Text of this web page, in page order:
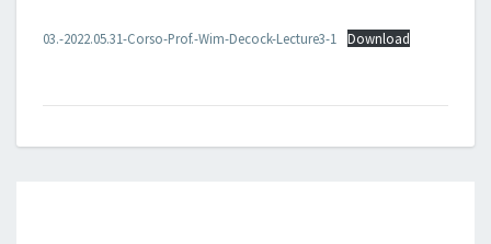
03.-2022.05.31-Corso-Prof.-Wim-Decock-Lecture3-1 Download